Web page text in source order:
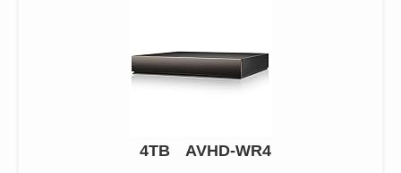
4TB AVHD-WR4